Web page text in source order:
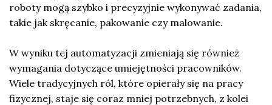
roboty mogą szybko i precyzyjnie wykonywać zadania,
takie jak skręcanie, pakowanie czy malowanie.
W wyniku tej automatyzacji zmieniają się również
wymagania dotyczące umiejętności pracowników.
Wiele tradycyjnych ról, które opierały się na pracy
fizycznej, staje się coraz mniej potrzebnych, z kolei